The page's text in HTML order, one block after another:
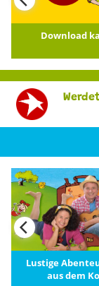
Download
Lustige
aus dem